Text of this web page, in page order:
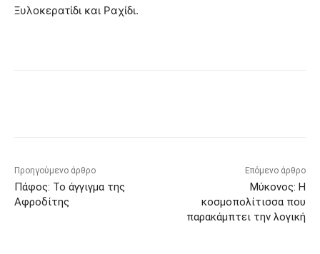
Ξυλοκερατίδι και Pαχίδι.
Προηγούμενο άρθρο
Πάφος: Το άγγιγμα της
Αφροδίτης
Επόμενο άρθρο
Μύκονος: Η
κοσμοπολίτισσα που
παρακάμπτει την λογική